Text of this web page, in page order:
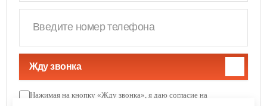
Жду звонка
Нажимая на кнопку «Жду звонка», я даю согласие на